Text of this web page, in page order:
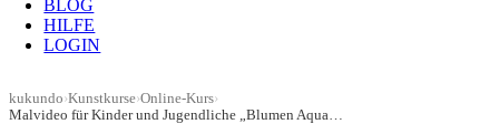
BLOG
HILFE
LOGIN
kukundo›Kunstkurse›Online-Kurs›
Malvideo für Kinder und Jugendliche „Blumen Aquarell“